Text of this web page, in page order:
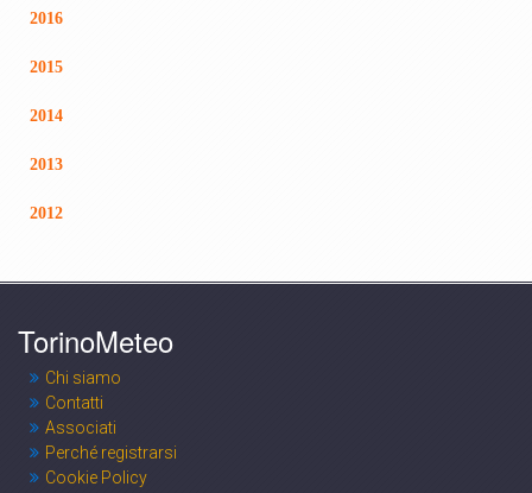
2016
2015
2014
2013
2012
TorinoMeteo
Chi siamo
Contatti
Associati
Perché registrarsi
Cookie Policy